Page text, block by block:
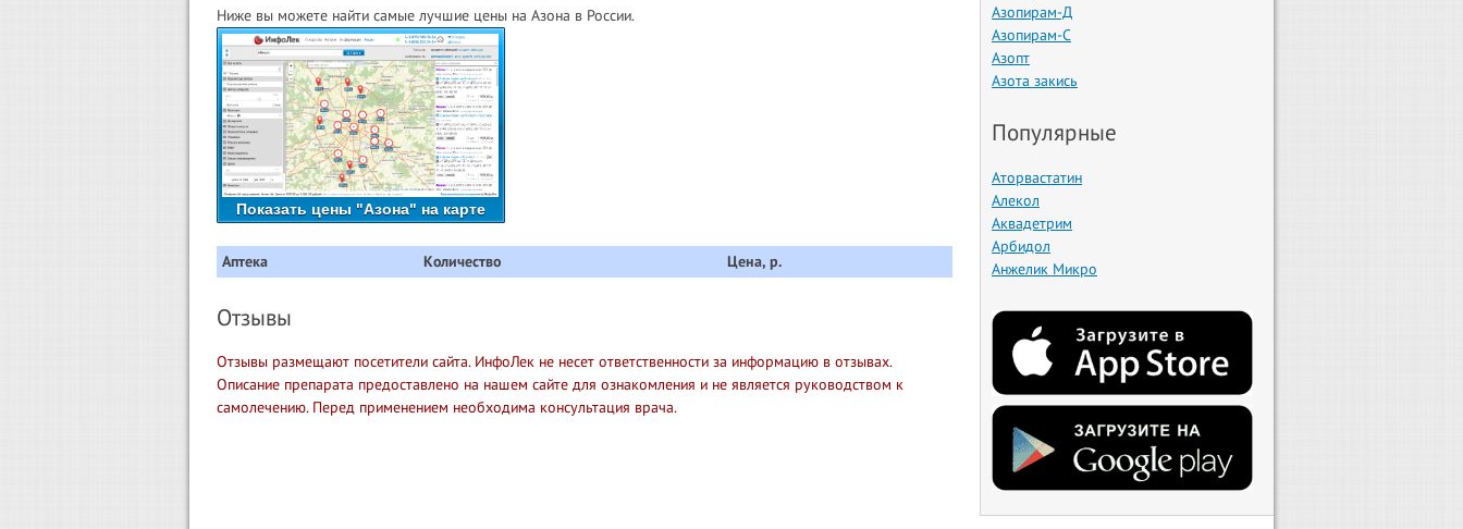
Ниже вы можете найти самые лучшие цены на Азона в России.
Показать цены "Азона" на карте
Аптека Количество Цена, р.
Отзывы
Отзывы размещают посетители сайта. ИнфоЛек не несет ответственности за информацию в отзывах.
Описание препарата предоставлено на нашем сайте для ознакомления и не является руководством к
самолечению. Перед применением необходима консультация врача.
Азопирам-Д
Азопирам-С
Азопт
Азота закись
Популярные
Аторвастатин
Алекол
Аквадетрим
Арбидол
Анжелик Микро